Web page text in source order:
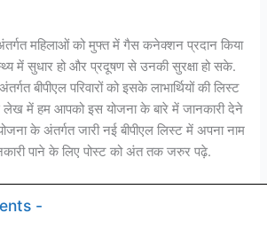
महिलाओं को मुफ्त में गैस कनेक्शन प्रदान किया
में सुधार हो और प्रदूषण से उनकी सुरक्षा हो सके.
बीपीएल परिवारों को इसके लाभार्थियों की लिस्ट
में हम आपको इस योजना के बारे में जानकारी देने
के अंतर्गत जारी नई बीपीएल लिस्ट में अपना नाम
पाने के लिए पोस्ट को अंत तक जरुर पढ़े.
-